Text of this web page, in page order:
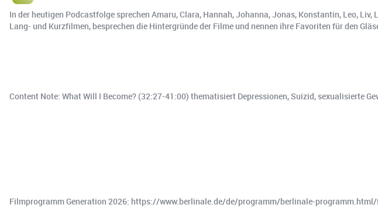
In der heutigen Podcastfolge sprechen Amaru, Clara, Hannah, Johanna, Jonas, Konstantin, Leo,
Lang- und Kurzfilmen, besprechen die Hintergründe der Filme und nennen ihre Favoriten für den
Content Note: What Will I Become? (32:27-41:00) thematisiert Depressionen, Suizid, sexualisierte
Filmprogramm Generation 2026: https://www.berlinale.de/de/programm/berlinale-